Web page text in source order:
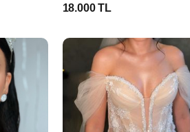
18.000 TL